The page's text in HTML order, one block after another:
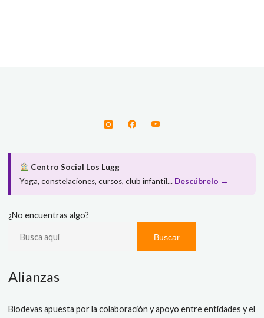
Centro Social Los Lugg
Yoga, constelaciones, cursos, club infantil... Descúbrelo →
¿No encuentras algo?
Buscar
Alianzas
Biodevas apuesta por la colaboración y apoyo entre entidades y el